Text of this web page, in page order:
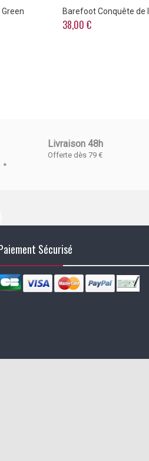
Barefoot Conquête de
38,00 €
Livraison 48h
Offerte dès 79 €
*
Sécurisé
les réglementations. Personnalisez